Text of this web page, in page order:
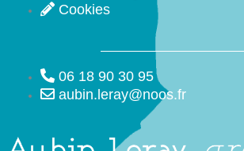
Cookies
06 18 90 30 95
aubin.leray@noos.fr